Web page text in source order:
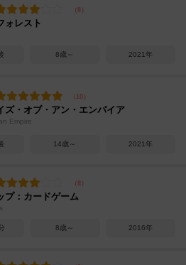
ォレスト
8歳～ 2021年
ズ・オブ・アン・エンパイア
Empire
14歳～ 2021年
プ：カードゲーム
8歳～ 2016年